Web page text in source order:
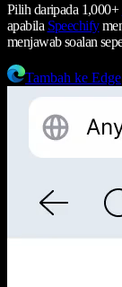
Pilih daripada 1,000+
apabila Speechify
menjawab soalan
Tambah ke Edge